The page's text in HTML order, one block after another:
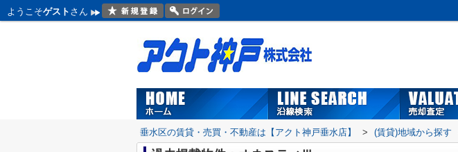
ようこそゲスト さん
垂水区の賃貸・売買・不動産は【アクト神戸垂水店】 > (賃貸)地域から探す